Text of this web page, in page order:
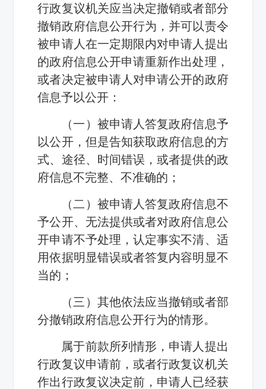
行政复议机关应当决定撤销或者部分
撤销政府信息公开行为，并可以责令
被申请人在一定期限内对申请人提出
的政府信息公开申请重新作出处理，
或者决定被申请人对申请公开的政府
信息予以公开：
（一）被申请人答复政府信息予
以公开，但是告知获取政府信息的方
式、途径、时间错误，或者提供的政
府信息不完整、不准确的；
（二）被申请人答复政府信息不
予公开、无法提供或者对政府信息公
开申请不予处理，认定事实不清、适
用依据明显错误或者答复内容明显不
当的；
（三）其他依法应当撤销或者部
分撤销政府信息公开行为的情形。
属于前款所列情形，申请人提出
行政复议申请前，或者行政复议机关
作出行政复议决定前，申请人已经获